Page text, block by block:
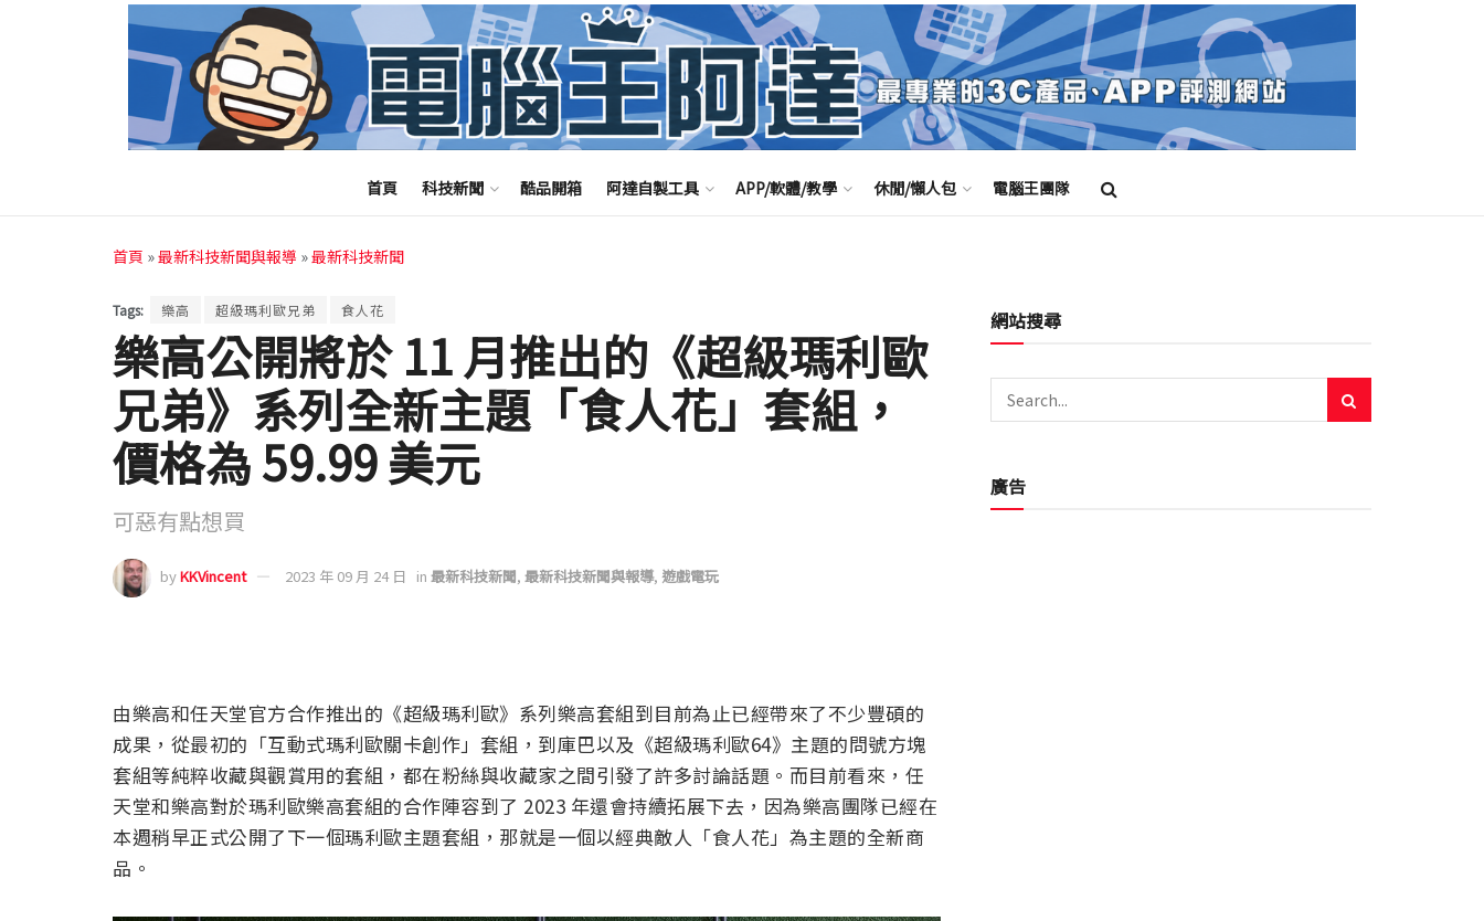
首頁 科技新聞 酷品開箱 阿達自製工具 APP/軟體/教學 休閒/懶人包 電腦王團隊
首頁 »最新科技新聞與報導 »最新科技新聞
Tags: 樂高 超級瑪利歐兄弟 食人花
樂高公開將於 11 月推出的《超級瑪利歐
兄弟》系列全新主題「食人花」套組，
價格為 59.99 美元
可惡有點想買
byKKVincent 2023 年 09 月 24 日 in 最新科技新聞, 最新科技新聞與報導, 遊戲電玩
由樂高和任天堂官方合作推出的《超級瑪利歐》系列樂高套組到目前為止已經帶來了不少豐碩的
成果，從最初的「互動式瑪利歐關卡創作」套組，到庫巴以及《超級瑪利歐64》主題的問號方塊
套組等純粹收藏與觀賞用的套組，都在粉絲與收藏家之間引發了許多討論話題。而目前看來，任
天堂和樂高對於瑪利歐樂高套組的合作陣容到了 2023 年還會持續拓展下去，因為樂高團隊已經在
本週稍早正式公開了下一個瑪利歐主題套組，那就是一個以經典敵人「食人花」為主題的全新商
品。
網站搜尋
廣告